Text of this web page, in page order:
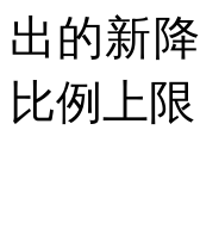
出的新
比例上